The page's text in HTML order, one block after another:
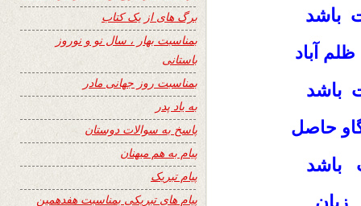
باشد
آباد
باشد
حاصل
باشد
برگ های از یک کتاب
بمناسبت بهار ، سال نو و نوروز
باستانی
بمناسبت روز جهانی مادر
به یاد پدر
پاسخ به سوالات دوستان
پیام به هم میهنان
پیام تبریک
پیام های تبریکی بمناسبت هفدهمین